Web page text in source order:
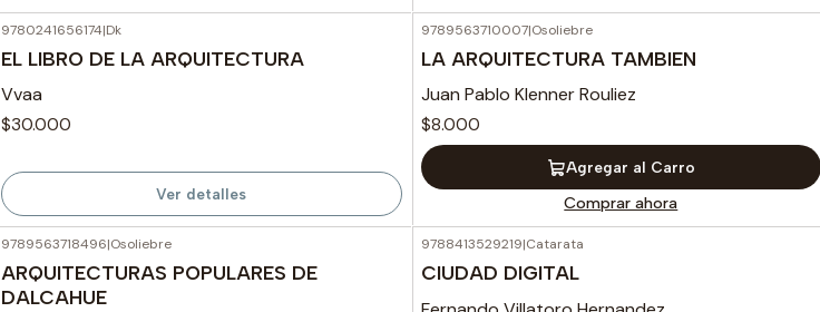
Agotado
9780241656174|Dk
EL LIBRO DE LA ARQUITECTURA
Vvaa
$30.000
Ver detalles
9789563710007|Osoliebre
LA ARQUITECTURA TAMBIEN
Juan Pablo Klenner Rouliez
$8.000
Agregar al Carro
Comprar ahora
Agotado
9789563718496|Osoliebre
ARQUITECTURAS POPULARES DE
DALCAHUE
9788413529219|Catarata
CIUDAD DIGITAL